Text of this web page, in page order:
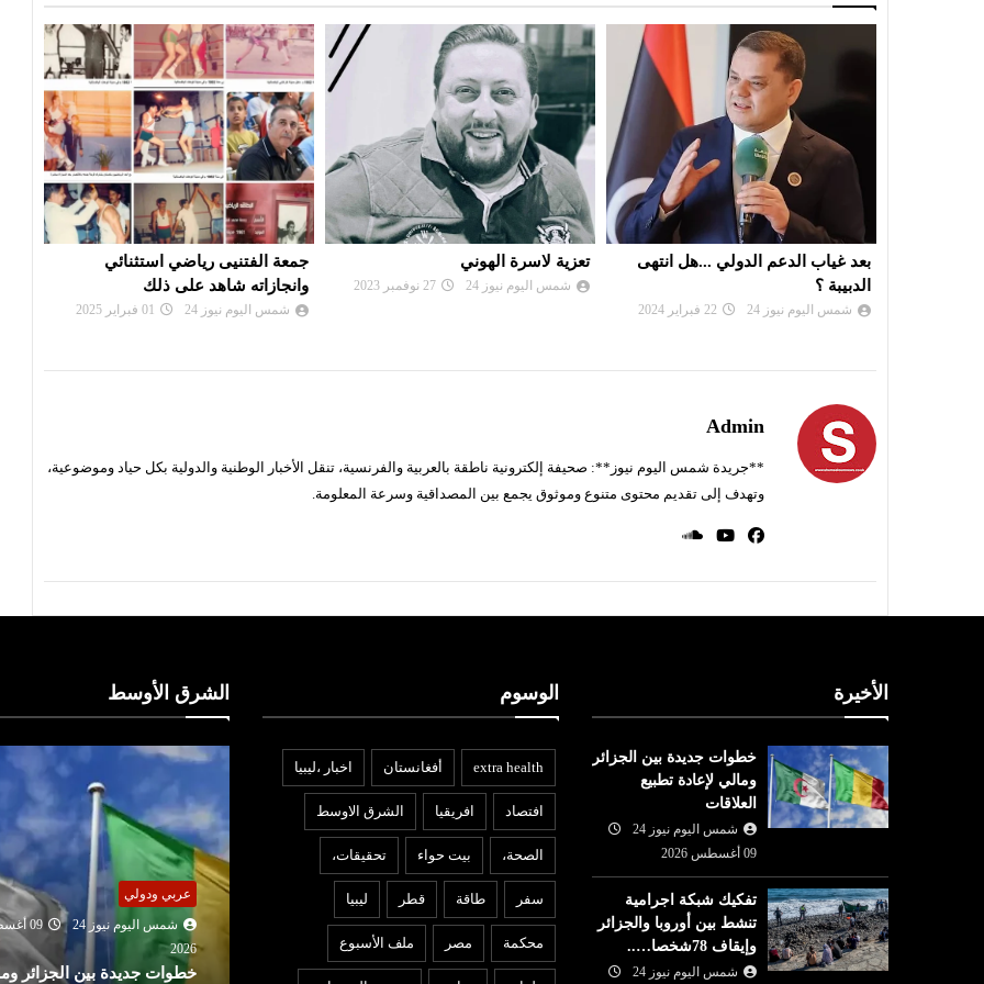
تعزية لاسرة الهوني
شمس اليوم نيوز 24
جمعة الفتنيى رياضي استثنائي
وانجازاته شاهد على ذلك
بعد غياب الدعم الدولي ...هل انتهى
الدبيبة ؟
شمس اليوم نيوز 24 22 فبراير 2024
Admin
**جريدة شمس اليوم نيوز**: صحيفة إلكترونية ناطقة بالعربية والفرنسية، تنقل الأخبار الوطنية والدولية بكل حياد وموضوعية،
وتهدف إلى تقديم محتوى متنوع وموثوق يجمع بين المصداقية وسرعة المعلومة.
الأخيرة
خطوات جديدة بين الجزائر
ومالي لإعادة تطبيع
العلاقات
شمس اليوم نيوز 24
09 أغسطس 2026
تفكيك شبكة اجرامية
تنشط بين أوروبا والجزائر
وإيقاف 78شخصا…..
شمس اليوم نيوز 24
الوسوم
extra health أفغانستان اخبار ،ليبيا
افتصاد افريقيا الشرق الاوسط
الصحة، بيت حواء تحقيقات،
سفر طاقة قطر ليبيا
محكمة مصر ملف الأسبوع
الشرق الأوسط
09 أغسطس
مقالات الراي
شمس اليوم نيوز 24
09 أغسطس
2026
المطالب الإيرانية تُجهض آمال
عربي ودولي
شمس اليوم نيوز 24
09 أغسطس
خطوات جديدة بين الجزائر ومالي
الشرق الاوسط
شمس اليوم نيوز 24
09
2026
تعيين محسن رضائي أمينا